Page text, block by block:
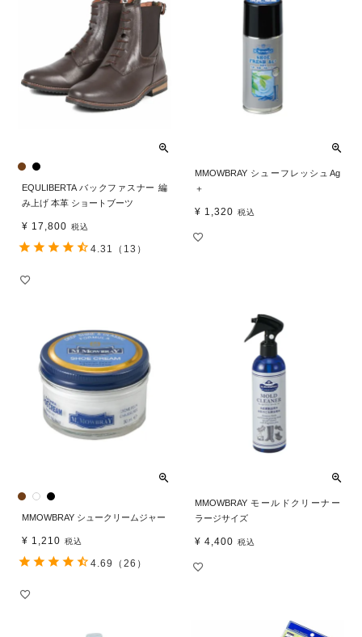
EQULIBERTA バックファスナー 編
み上げ 本革 ショートブーツ
¥ 17,800 税込
4.31 （13）
MMOWBRAY シューフレッシュAg
＋
¥ 1,320 税込
MMOWBRAY シュークリームジャー
¥ 1,210 税込
4.69 （26）
MMOWBRAY モールドクリーナー
ラージサイズ
¥ 4,400 税込